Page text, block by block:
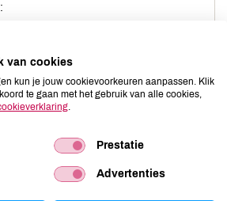
van cookies
kun je jouw cookievoorkeuren aanpassen. Klik
te gaan met het gebruik van alle cookies,
Prestatie
Advertenties